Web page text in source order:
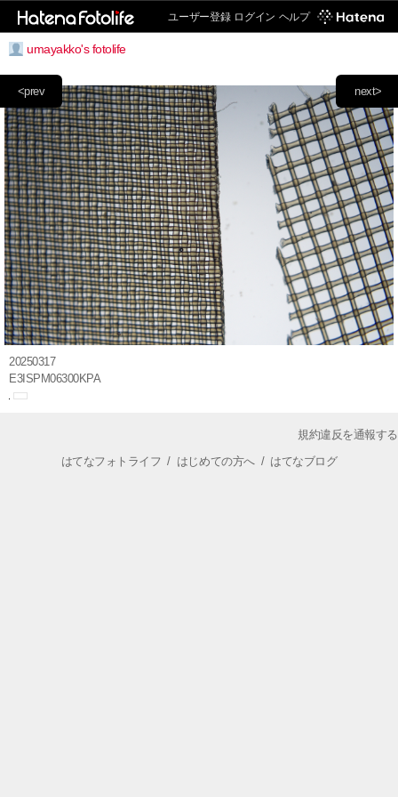
ユーザー登録 ログイン ヘルプ
umayakko's fotolife
next>
<prev
20250317
E3ISPM06300KPA
規約違反を通報する
はてなフォトライフ / はじめての方へ/ はてなブログ